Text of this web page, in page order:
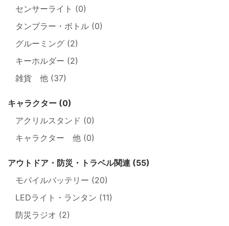
センサーライト (0)
タンブラー・ボトル (0)
グルーミング (2)
キーホルダー (2)
雑貨 他 (37)
キャラクター (0)
アクリルスタンド (0)
キャラクター 他 (0)
アウトドア・防災・トラベル関連 (55)
モバイルバッテリー (20)
LEDライト・ランタン (11)
防災ラジオ (2)